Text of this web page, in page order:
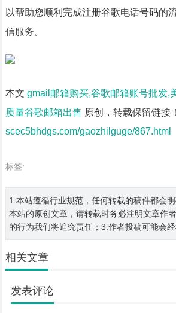
以帮助您顺利完成注册谷歌电话号码的
信服务。
本文 gmail邮箱购买,谷歌邮箱账号批发,
质量谷歌邮箱出售 原创，转载保留链接
scec5bhdgs.com/gaozhilguge/867.html
标签:
1.本站遵循行业规范，任何转载的稿件都会
本站的原创文章，请转载时务必注明文章作
的行为我们将追究责任；3.作者投稿可能会经
相关文章
发表评论